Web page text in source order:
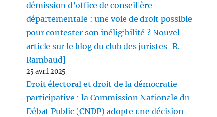
démission d’office de conseillère
départementale : une voie de droit possible
pour contester son inéligibilité ? Nouvel
article sur le blog du club des juristes [R.
Rambaud]
25 avril 2025
Droit électoral et droit de la démocratie
participative : la Commission Nationale du
Débat Public (CNDP) adopte une décision